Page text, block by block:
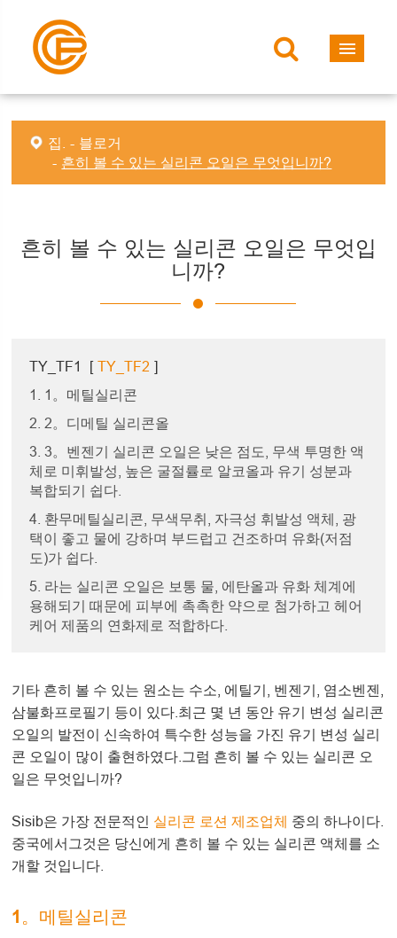
집.
블로거
흔히 볼 수 있는 실리콘 오일은 무엇입니까?
흔히 볼 수 있는 실리콘 오일은 무엇입
니까?
TY_TF1 [ TY_TF2 ]
1. 1。메틸실리콘
2. 2。디메틸 실리콘올
3. 3。벤젠기 실리콘 오일은 낮은 점도, 무색 투명한 액
체로 미휘발성, 높은 굴절률로 알코올과 유기 성분과
복합되기 쉽다.
4. 환무메틸실리콘, 무색무취, 자극성 휘발성 액체, 광
택이 좋고 물에 강하며 부드럽고 건조하며 유화(저점
도)가 쉽다.
5. 라는 실리콘 오일은 보통 물, 에탄올과 유화 체계에
용해되기 때문에 피부에 촉촉한 약으로 첨가하고 헤어
케어 제품의 연화제로 적합하다.
기타 흔히 볼 수 있는 원소는 수소, 에틸기, 벤젠기, 염소벤젠,
삼불화프로필기 등이 있다.최근 몇 년 동안 유기 변성 실리콘
오일의 발전이 신속하여 특수한 성능을 가진 유기 변성 실리
콘 오일이 많이 출현하였다.그럼 흔히 볼 수 있는 실리콘 오
일은 무엇입니까?
Sisib은 가장 전문적인 실리콘 로션 제조업체 중의 하나이다.
중국에서그것은 당신에게 흔히 볼 수 있는 실리콘 액체를 소
개할 것입니다.
1。메틸실리콘